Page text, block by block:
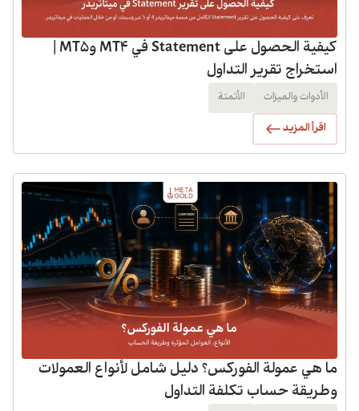
كيفية الحصول على Statement في MT4 وMT5 |
استخراج تقرير التداول
الأدوات والميزات الأتمتة
اقرأ المزيد
ما هي عمولة الفوركس؟ دليل شامل لأنواع العمولات
وطريقة حساب تكلفة التداول